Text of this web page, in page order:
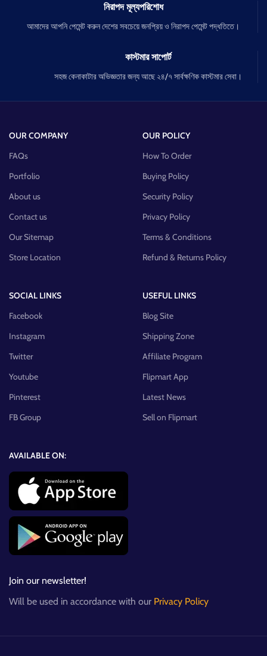
নিরাপদ মূল্যপরিশোধ
আমাদের আপনি পেমেন্ট করুন দেশের সবচেয়ে জনপ্রিয় ও নিরাপদ পেমেন্ট পদ্ধতিতে।
কাস্টমার সাপোর্ট
সহজ কেনাকাটার অভিজ্ঞতার জন্য আছে ২৪/৭ সার্বক্ষণিক কাস্টমার সেবা।
OUR COMPANY
FAQs
Portfolio
About us
Contact us
Our Sitemap
Store Location
OUR POLICY
How To Order
Buying Policy
Security Policy
Privacy Policy
Terms & Conditions
Refund & Returns Policy
SOCIAL LINKS
Facebook
Instagram
Twitter
Youtube
Pinterest
FB Group
USEFUL LINKS
Blog Site
Shipping Zone
Affiliate Program
Flipmart App
Latest News
Sell on Flipmart
AVAILABLE ON:
Join our newsletter!
Will be used in accordance with our Privacy Policy